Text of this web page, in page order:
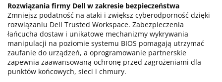
Rozwiązania firmy Dell w zakresie bezpieczeństwa
Zmniejsz podatność na ataki i zwiększ cyberodporność dzięki
rozwiązaniu Dell Trusted Workspace. Zabezpieczenia
łańcucha dostaw i unikatowe mechanizmy wykrywania
manipulacji na poziomie systemu BIOS pomagają utrzymać
zaufanie do urządzeń, a oprogramowanie partnerskie
zapewnia zaawansowaną ochronę przed zagrożeniami dla
punktów końcowych, sieci i chmury.